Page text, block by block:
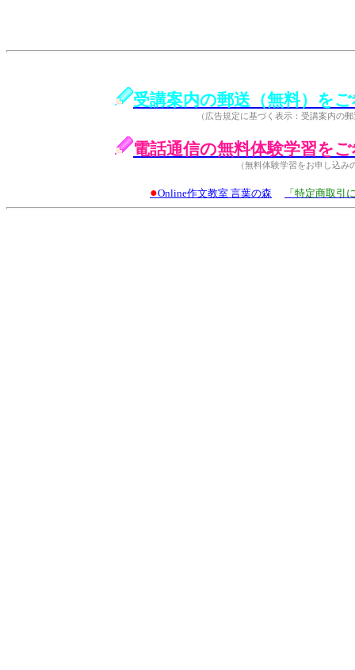
受講案内の郵送（無料）を
（広告規定に基づく表示：受講案内の
電話通信の無料体験学習を
（無料体験学習をお申し込
●Online作文教室 言葉の森 「特定商取引